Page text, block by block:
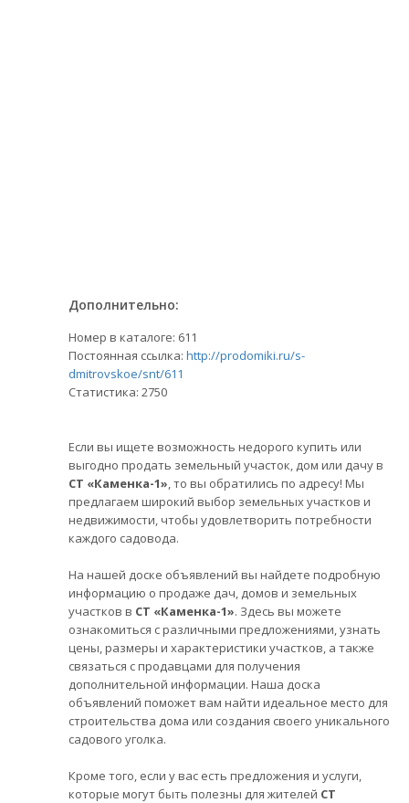
Дополнительно:
Номер в каталоге: 611
Постоянная ссылка: http://prodomiki.ru/s-
dmitrovskoe/snt/611
Статистика: 2750
Если вы ищете возможность недорого купить или
выгодно продать земельный участок, дом или дачу в
СТ «Каменка-1», то вы обратились по адресу! Мы
предлагаем широкий выбор земельных участков и
недвижимости, чтобы удовлетворить потребности
каждого садовода.
На нашей доске объявлений вы найдете подробную
информацию о продаже дач, домов и земельных
участков в СТ «Каменка-1». Здесь вы можете
ознакомиться с различными предложениями, узнать
цены, размеры и характеристики участков, а также
связаться с продавцами для получения
дополнительной информации. Наша доска
объявлений поможет вам найти идеальное место для
строительства дома или создания своего уникального
садового уголка.
Кроме того, если у вас есть предложения и услуги,
которые могут быть полезны для жителей СТ